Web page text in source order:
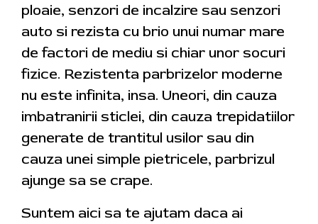
ploaie, senzori de incalzire sau senzori
auto si rezista cu brio unui numar mare
de factori de mediu si chiar unor socuri
fizice. Rezistenta parbrizelor moderne
nu este infinita, insa. Uneori, din cauza
imbatranirii sticlei, din cauza trepidatiilor
generate de trantitul usilor sau din
cauza unei simple pietricele, parbrizul
ajunge sa se crape.
Suntem aici sa te ajutam daca ai